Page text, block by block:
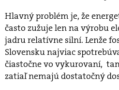
Hlavný problém je, že
často zužuje len na výrobu
jadru relatívne silní. Lenže
Slovensku najviac
čiastočne vo vykurovaní,
zatiaľ nemajú dostatočný